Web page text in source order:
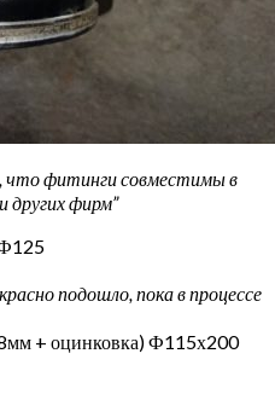
что фитинги совместимы в
других фирм”
подошло, пока в процессе
+ оцинковка) Ф115х200